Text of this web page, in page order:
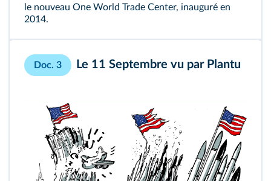
le nouveau One World Trade Center, inauguré en
2014.
Doc. 3 Le 11 Septembre vu par Plantu